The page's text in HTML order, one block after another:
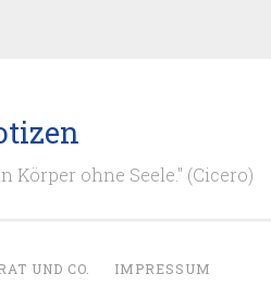
Körper ohne Seele." (Cicero)
UND CO. IMPRESSUM